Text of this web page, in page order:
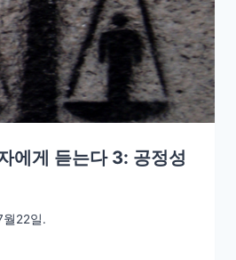
에게 듣는다 3: 공정성
22일.